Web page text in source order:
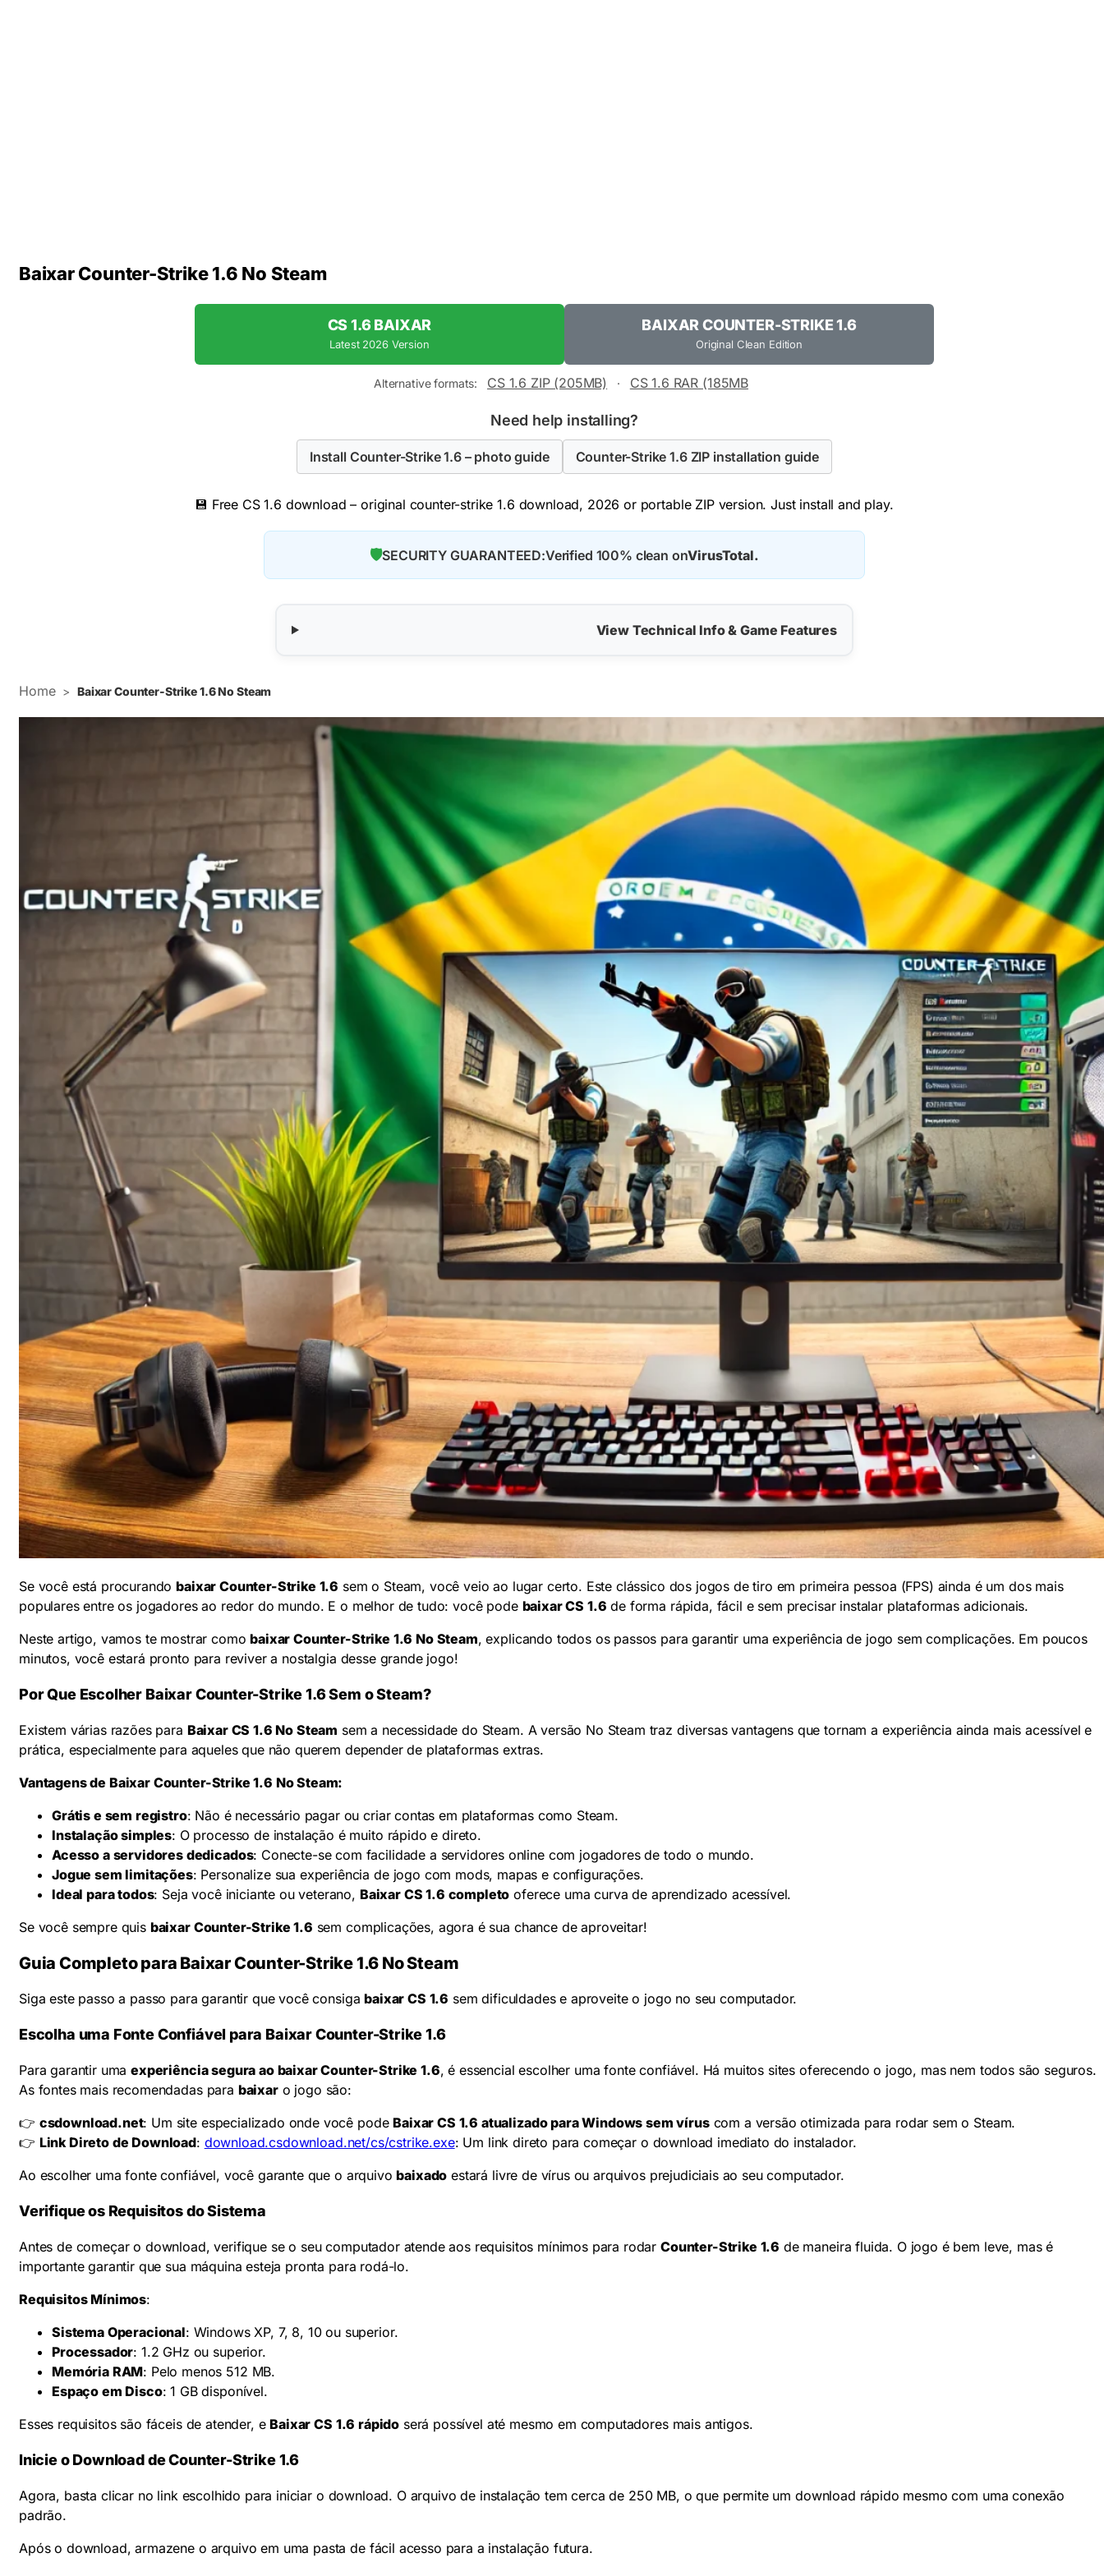
Baixar Counter-Strike 1.6 No Steam
CS 1.6 BAIXAR
Latest 2026 Version
BAIXAR COUNTER-STRIKE 1.6
Original Clean Edition
Alternative formats: CS 1.6 ZIP (205MB) · CS 1.6 RAR (185MB
Need help installing?
Install Counter-Strike 1.6 – photo guide Counter-Strike 1.6 ZIP installation guide
💾 Free CS 1.6 download – original counter-strike 1.6 download, 2026 or portable ZIP version. Just install and play.
🛡️SECURITY GUARANTEED:Verified 100% clean onVirusTotal.
View Technical Info & Game Features
Home > Baixar Counter-Strike 1.6 No Steam
Se você está procurandobaixar Counter-Strike 1.6 sem o Steam, você veio ao lugar certo. Este clássico dos jogos de tiro em primeira pessoa (FPS) ainda é um dos mais
populares entre os jogadores ao redor do mundo. E o melhor de tudo: você pode baixar CS 1.6 de forma rápida, fácil e sem precisar instalar plataformas adicionais.
Neste artigo, vamos te mostrar comobaixar Counter-Strike 1.6 No Steam, explicando todos os passos para garantir uma experiência de jogo sem complicações. Em poucos
minutos, você estará pronto para reviver a nostalgia desse grande jogo!
Por Que Escolher Baixar Counter-Strike 1.6 Sem o Steam?
Existem várias razões para Baixar CS 1.6 No Steam sem a necessidade do Steam. A versão No Steam traz diversas vantagens que tornam a experiência ainda mais acessível e
prática, especialmente para aqueles que não querem depender de plataformas extras.
Vantagens de Baixar Counter-Strike 1.6 No Steam:
Grátis e sem registro: Não é necessário pagar ou criar contas em plataformas como Steam.
Instalação simples: O processo de instalação é muito rápido e direto.
Acesso a servidores dedicados: Conecte-se com facilidade a servidores online com jogadores de todo o mundo.
Jogue sem limitações: Personalize sua experiência de jogo com mods, mapas e configurações.
Ideal para todos: Seja você iniciante ou veterano, Baixar CS 1.6 completo oferece uma curva de aprendizado acessível.
Se você sempre quis baixar Counter-Strike 1.6 sem complicações, agora é sua chance de aproveitar!
Guia Completo para Baixar Counter-Strike 1.6 No Steam
Siga este passo a passo para garantir que você consigabaixar CS 1.6 sem dificuldades e aproveite o jogo no seu computador.
Escolha uma Fonte Confiável para Baixar Counter-Strike 1.6
Para garantir umaexperiência segura ao baixar Counter-Strike 1.6, é essencial escolher uma fonte confiável. Há muitos sites oferecendo o jogo, mas nem todos são seguros.
As fontes mais recomendadas para baixaro jogo são:
👉 csdownload.net: Um site especializado onde você podeBaixar CS 1.6 atualizado para Windows sem víruscom a versão otimizada para rodar sem o Steam.
👉 Link Direto de Download: download.csdownload.net/cs/cstrike.exe: Um link direto para começar o download imediato do instalador.
Ao escolher uma fonte confiável, você garante que o arquivobaixado estará livre de vírus ou arquivos prejudiciais ao seu computador.
Verifique os Requisitos do Sistema
Antes de começar o download, verifique se o seu computador atende aos requisitos mínimos para rodar Counter-Strike 1.6 de maneira fluida. O jogo é bem leve, mas é
importante garantir que sua máquina esteja pronta para rodá-lo.
Requisitos Mínimos:
Sistema Operacional: Windows XP, 7, 8, 10 ou superior.
Processador: 1.2 GHz ou superior.
Memória RAM: Pelo menos 512 MB.
Espaço em Disco: 1 GB disponível.
Esses requisitos são fáceis de atender, eBaixar CS 1.6 rápido será possível até mesmo em computadores mais antigos.
Inicie o Download de Counter-Strike 1.6
Agora, basta clicar no link escolhido para iniciar o download. O arquivo de instalação tem cerca de 250 MB, o que permite um download rápido mesmo com uma conexão
padrão.
Após o download, armazene o arquivo em uma pasta de fácil acesso para a instalação futura.